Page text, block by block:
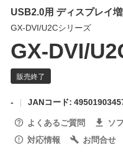
USB2.0用 ディスプレイ
GX-DVI/U2Cシリーズ
GX-DVI/
-
JANコード:
よくあるご質問
ソ
対応情報
お問合せ